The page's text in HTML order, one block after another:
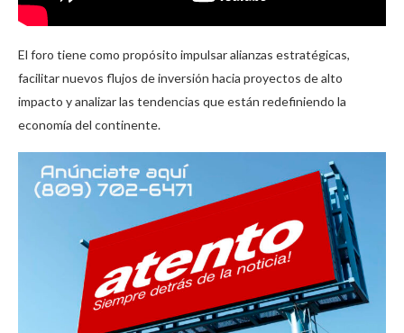
El foro tiene como propósito impulsar alianzas estratégicas,
facilitar nuevos flujos de inversión hacia proyectos de alto
impacto y analizar las tendencias que están redefiniendo la
economía del continente.